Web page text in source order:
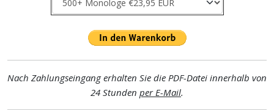
Nach Zahlungseingang erhalten Sie die PDF-Datei innerhalb von
24 Stunden per E-Mail.